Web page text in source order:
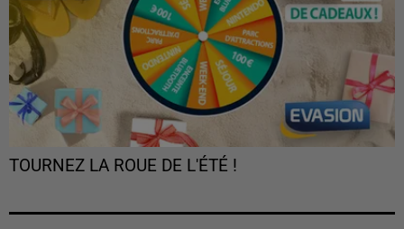
TOURNEZ LA ROUE DE L'ÉTÉ !